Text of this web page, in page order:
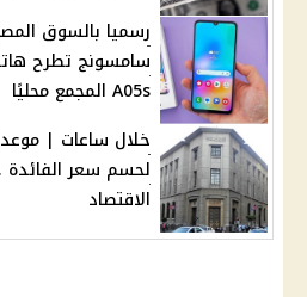
رسميا بالسوق
A05s المجمع محليًا
خلال ساعات | موعد
لحسم سعر الفائدة
الاقتصاد